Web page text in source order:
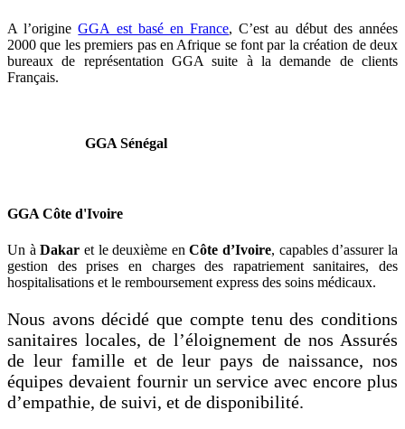
A l’origineGGA est basé en France, C’est au début des années
2000 que les premiers pas en Afrique se font par la création de deux
bureaux de représentation GGA suite à la demande de clients
Français.
GGA Sénégal
GGA Côte d'Ivoire
Un àDakar et le deuxième enCôte d’Ivoire, capables d’assurer la
gestion des prises en charges des rapatriement sanitaires, des
hospitalisations et le remboursement express des soins médicaux.
Nous avons décidé que compte tenu des conditions
sanitaires locales, de l’éloignement de nos Assurés
de leur famille et de leur pays de naissance, nos
équipes devaient fournir un service avec encore plus
d’empathie, de suivi, et de disponibilité.